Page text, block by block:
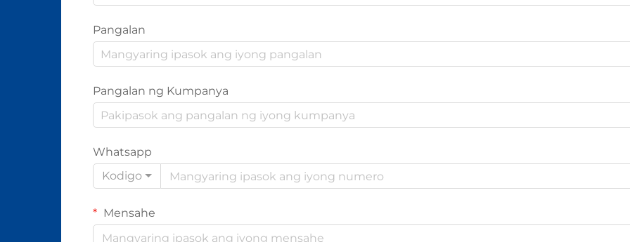
Pangalan
Pangalan ng Kumpanya
Whatsapp
Kodigo
Mensahe